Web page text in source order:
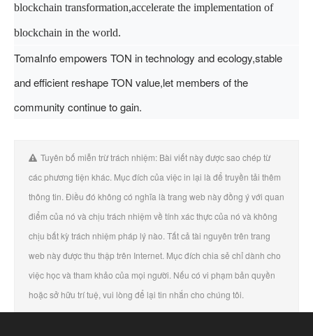
blockchain transformation,accelerate the implementation of
blockchain in the world.
TomaInfo empowers TON in technology and ecology,stable
and efficient reshape TON value,let members of the
community continue to gain.
Tuyên bố miễn trừ trách nhiệm: Bài viết này được sao chép từ
các phương tiện khác. Mục đích của việc in lại là để truyền tải thêm
thông tin. Điều đó không có nghĩa là trang web này đồng ý với quan
điểm của nó và chịu trách nhiệm về tính xác thực của nó và không
chịu bất kỳ trách nhiệm pháp lý nào. Tất cả tài nguyên trên trang
web này được thu thập trên Internet. Mục đích chia sẻ chỉ dành cho
việc học và tham khảo của mọi người. Nếu có vi phạm bản quyền
hoặc sở hữu trí tuệ, vui lòng để lại tin nhắn cho chúng tôi.